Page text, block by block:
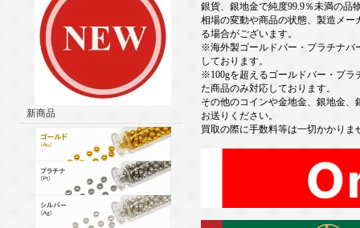
新商品
銀貨、銀地金で純度99.9％未満の品
相場の変動や商品の状態、製造メ
る場合がございます。
※海外製ゴールドバー・プラチナバ
しております。
※100gを超えるゴールドバー・プラ
た商品のみ対応しております。
その他のコインや金地金、銀地金
お送りください。
買取の際に手数料等は一切かかりま